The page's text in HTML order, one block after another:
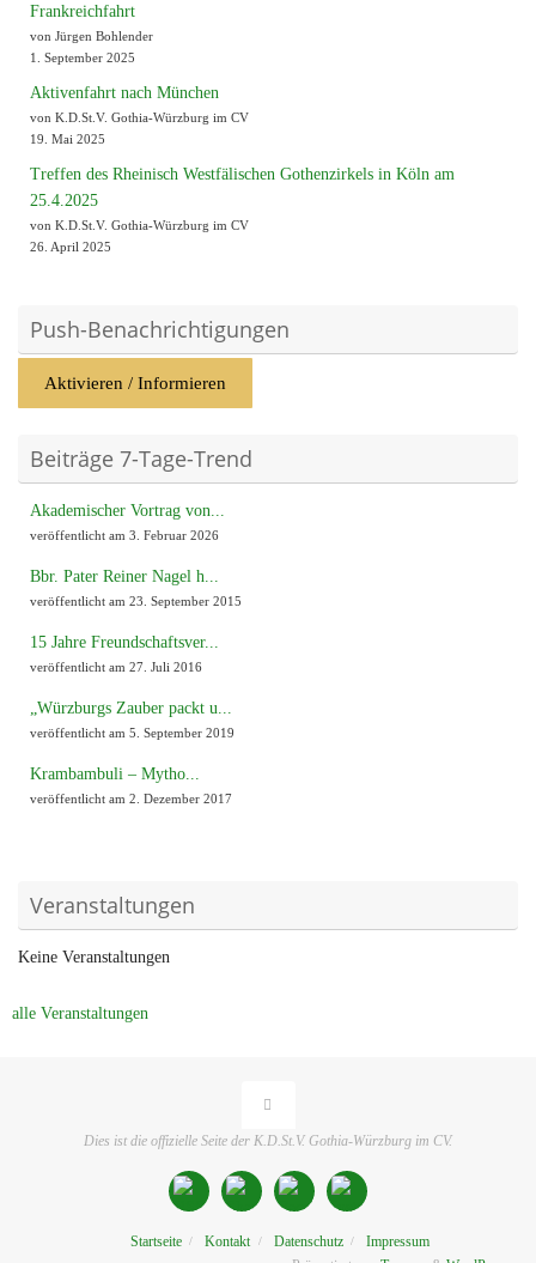
Frankreichfahrt
von Jürgen Bohlender
1. September 2025
Aktivenfahrt nach München
von K.D.St.V. Gothia-Würzburg im CV
19. Mai 2025
Treffen des Rheinisch Westfälischen Gothenzirkels in Köln am
25.4.2025
von K.D.St.V. Gothia-Würzburg im CV
26. April 2025
Push-Benachrichtigungen
Aktivieren / Informieren
Beiträge 7-Tage-Trend
Akademischer Vortrag von...
veröffentlicht am 3. Februar 2026
Bbr. Pater Reiner Nagel h...
veröffentlicht am 23. September 2015
15 Jahre Freundschaftsver...
veröffentlicht am 27. Juli 2016
„Würzburgs Zauber packt u...
veröffentlicht am 5. September 2019
Krambambuli – Mytho...
veröffentlicht am 2. Dezember 2017
Veranstaltungen
Keine Veranstaltungen
alle Veranstaltungen
Dies ist die offizielle Seite der K.D.St.V. Gothia-Würzburg im CV.
Startseite Kontakt Datenschutz
Impressum